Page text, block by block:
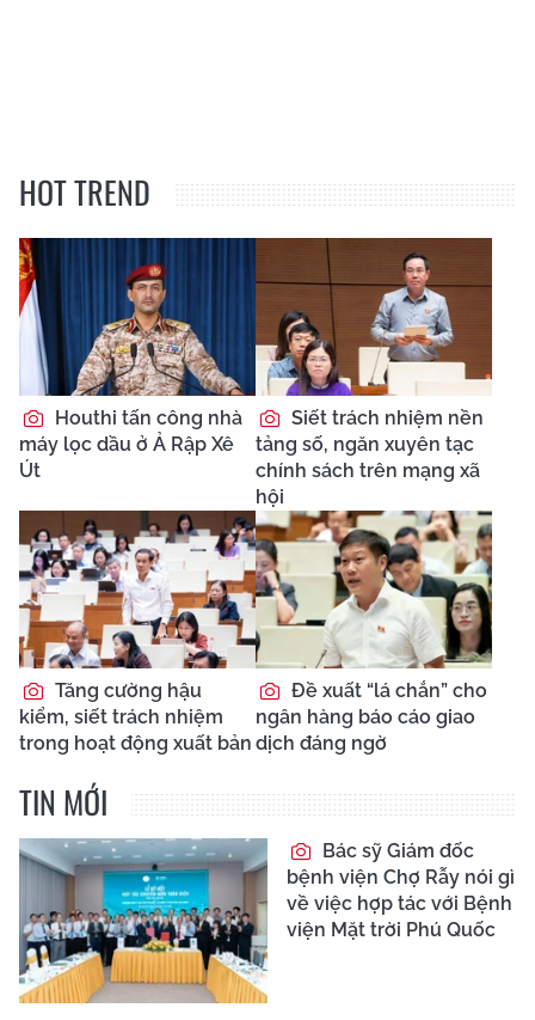
HOT TREND
Houthi tấn công nhà
máy lọc dầu ở Ả Rập Xê
Út
Siết trách nhiệm nền
tảng số, ngăn xuyên tạc
chính sách trên mạng xã
hội
Tăng cường hậu
kiểm, siết trách nhiệm
trong hoạt động xuất bản
Đề xuất “lá chắn” cho
ngân hàng báo cáo giao
dịch đáng ngờ
TIN MỚI
Bác sỹ Giám đốc
bệnh viện Chợ Rẫy nói gì
về việc hợp tác với Bệnh
viện Mặt trời Phú Quốc